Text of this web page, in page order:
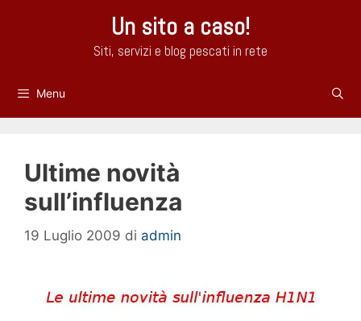
Un sito a caso!
Siti, servizi e blog pescati in rete
Menu
Ultime novità
sull’influenza
19 Luglio 2009 di admin